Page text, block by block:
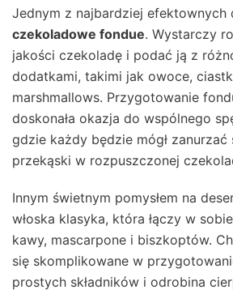
Jednym z najbardziej efektownych
czekoladowe fondue. Wystarczy
jakości czekoladę i podać ją z
dodatkami, takimi jak owoce,
marshmallows. Przygotowanie
doskonała okazja do wspólnego
gdzie każdy będzie mógł zanurzać
przekąski w rozpuszczonej
Innym świetnym pomysłem na
włoska klasyka, która łączy w
kawy, mascarpone i biszkoptów.
się skomplikowane w
prostych składników i odrobina